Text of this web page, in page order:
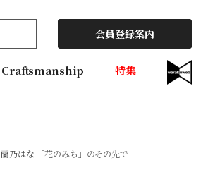
会員登録案内
Craftsmanship 特集
蘭乃はな 「花のみち」のその先で